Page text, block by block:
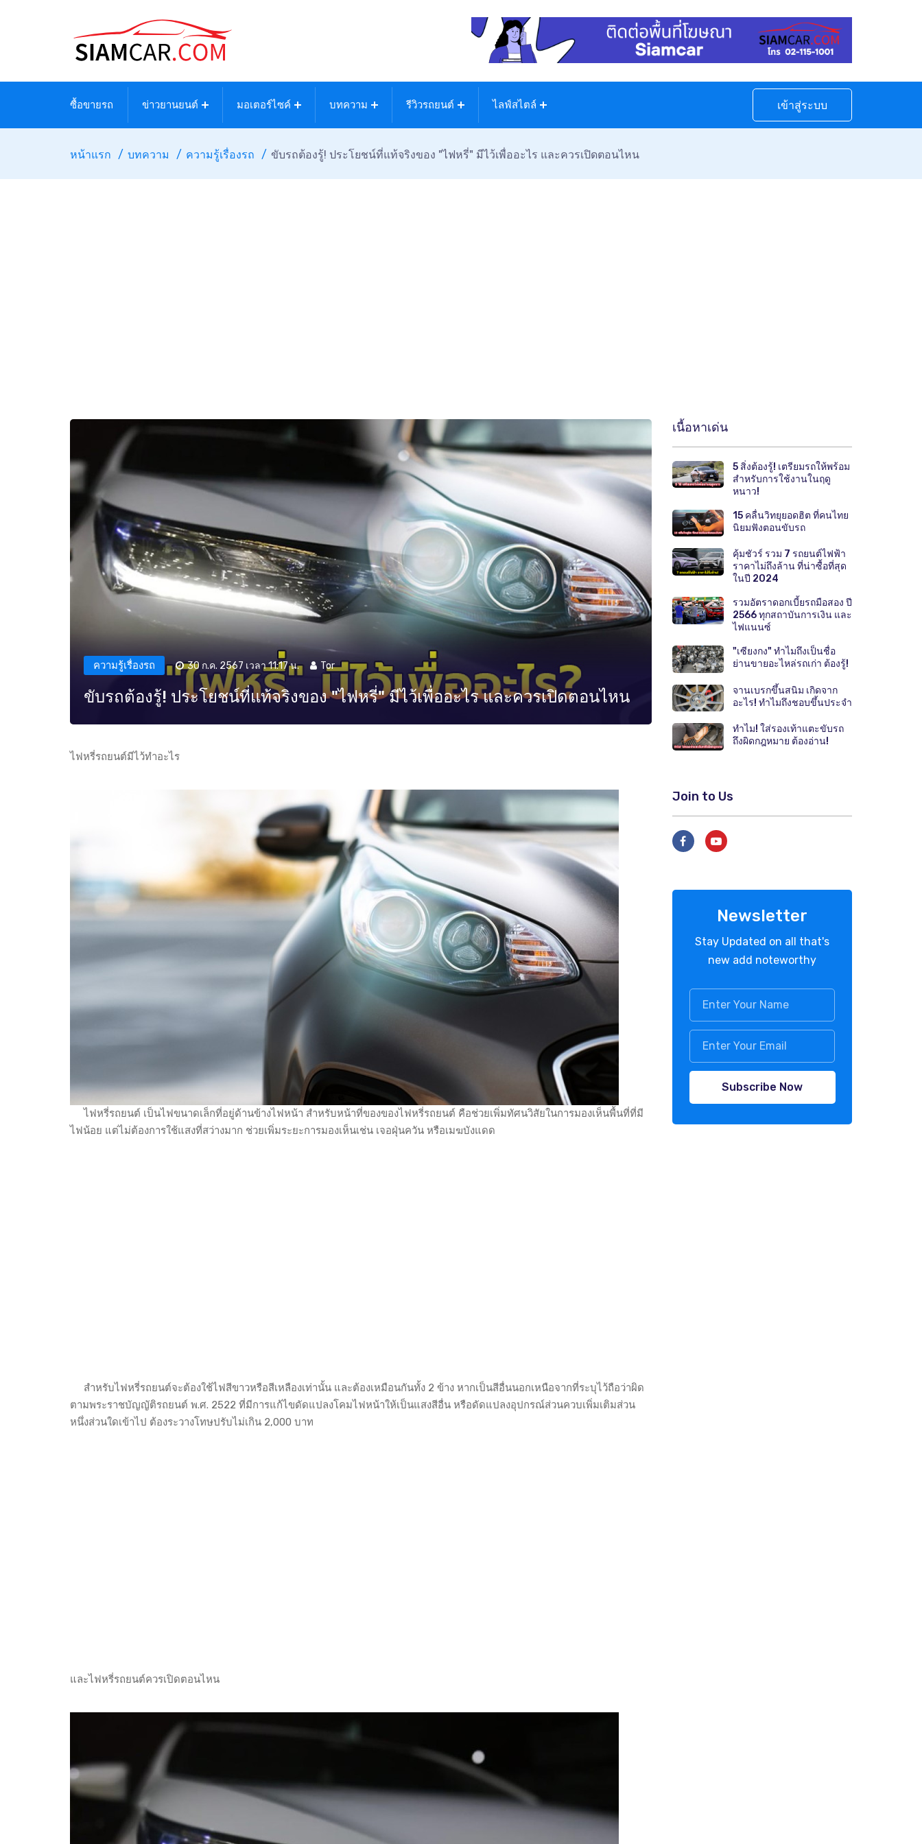
ซื้อขายรถ ข่าวยานยนต์ มอเตอร์ไซค์ บทความ รีวิวรถยนต์ ไลฟ์สไตล์ เข้าสู่ระบบ
หน้าแรก บทความ ความรู้เรื่องรถ ขับรถต้องรู้! ประโยชน์ที่แท้จริงของ "ไฟหรี่" มีไว้เพื่ออะไร และควรเปิดตอนไหน
ความรู้เรื่องรถ 30 ก.ค. 2567 เวลา 11:17 น. Tor
ขับรถต้องรู้! ประโยชน์ที่แท้จริงของ "ไฟหรี่" มีไว้เพื่ออะไร และควรเปิดตอนไหน
ไฟหรี่รถยนต์มีไว้ทำอะไร
ไฟหรี่รถยนต์ เป็นไฟขนาดเล็กที่อยู่ด้านข้างไฟหน้า สำหรับหน้าที่ของของไฟหรี่รถยนต์ คือช่วยเพิ่มทัศนวิสัยในการมองเห็นพื้นที่ที่มี
ไฟน้อย แต่ไม่ต้องการใช้แสงที่สว่างมาก ช่วยเพิ่มระยะการมองเห็นเช่น เจอฝุ่นควัน หรือเมฆบังแดด
สำหรับไฟหรี่รถยนต์จะต้องใช้ไฟสีขาวหรือสีเหลืองเท่านั้น และต้องเหมือนกันทั้ง 2 ข้าง หากเป็นสีอื่นนอกเหนือจากที่ระบุไว้ถือว่าผิด
ตามพระราชบัญญัติรถยนต์ พ.ศ. 2522 ที่มีการแก้ไขดัดแปลงโคมไฟหน้าให้เป็นแสงสีอื่น หรือดัดแปลงอุปกรณ์ส่วนควบเพิ่มเติมส่วน
หนึ่งส่วนใดเข้าไป ต้องระวางโทษปรับไม่เกิน 2,000 บาท
และไฟหรี่รถยนต์ควรเปิดตอนไหน
เนื้อหาเด่น
5 สิ่งต้องรู้! เตรียมรถให้พร้อม
สำหรับการใช้งานในฤดู
หนาว!
15 คลื่นวิทยุยอดฮิต ที่คนไทย
นิยมฟังตอนขับรถ
คุ้มชัวร์ รวม 7 รถยนต์ไฟฟ้า
ราคาไม่ถึงล้าน ที่น่าซื้อที่สุด
ในปี 2024
รวมอัตราดอกเบี้ยรถมือสอง ปี
2566 ทุกสถาบันการเงิน และ
ไฟแนนซ์
"เซียงกง" ทำไมถึงเป็นชื่อ
ย่านขายอะไหล่รถเก่า ต้องรู้!
จานเบรกขึ้นสนิม เกิดจาก
อะไร! ทำไมถึงชอบขึ้นประจำ
ทำไม! ใส่รองเท้าแตะขับรถ
ถึงผิดกฎหมาย ต้องอ่าน!
Join to Us
Newsletter
Stay Updated on all that's
new add noteworthy
Subscribe Now